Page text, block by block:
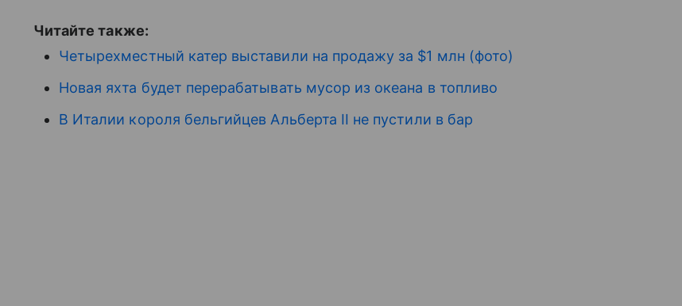
Читайте также:
Четырехместный катер выставили на продажу за $1 млн (фото)
Новая яхта будет перерабатывать мусор из океана в топливо
В Италии короля бельгийцев Альберта II не пустили в бар